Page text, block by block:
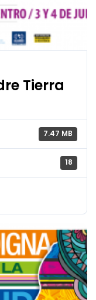
Tierra
7.47 MB
18